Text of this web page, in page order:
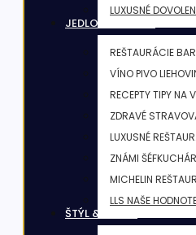
LUXUSNÉ
JEDLO & NÁPOJE
REŠTAURÁCIE
VÍNO PIVO
RECEPTY TIPY NA
ZDRAVÉ
LUXUSNÉ
ZNÁMI
MICHELIN
LLS NAŠE
ŠTÝL & KRÁSA